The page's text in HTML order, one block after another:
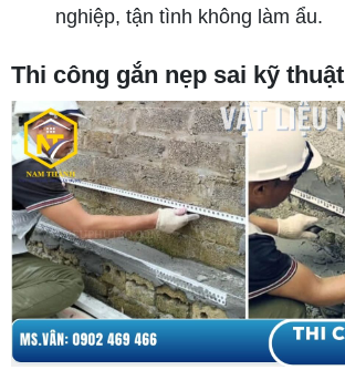
nghiệp, tận tình không làm ẩu.
Thi công gắn nẹp sai kỹ thuật